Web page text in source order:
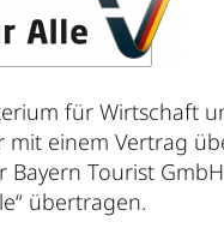
für Wirtschaft
mit einem Vertrag
Bayern Tourist
übertragen.